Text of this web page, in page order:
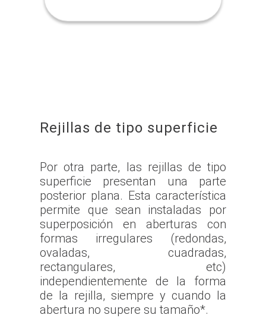
Rejillas de tipo superficie
Por otra parte, las rejillas de tipo
superficie presentan una parte
posterior plana. Esta característica
permite que sean instaladas por
superposición en aberturas con
formas irregulares (redondas,
ovaladas, cuadradas,
rectangulares, etc)
independientemente de la forma
de la rejilla, siempre y cuando la
abertura no supere su tamaño*.